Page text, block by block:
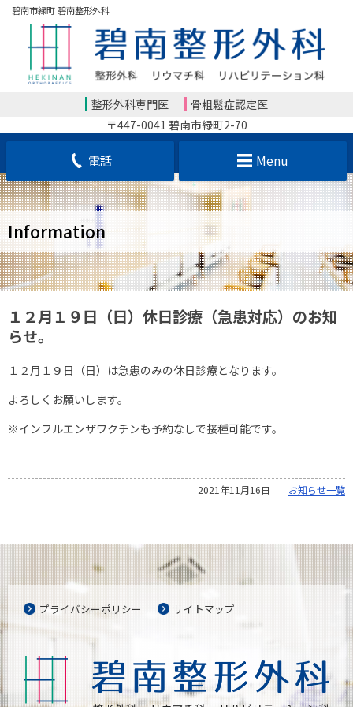
碧南市緑町 碧南整形外科
整形外科専門医
骨粗鬆症認定医
〒447-0041 碧南市緑町2-70
Information
１２月１９日（日）休日診療（急患対応）のお知
らせ。
１２月１９日（日）は急患のみの休日診療となります。
よろしくお願いします。
※インフルエンザワクチンも予約なしで接種可能です。
2021年11月16日 お知らせ一覧
Menu
電話
プライバシーポリシー サイトマップ